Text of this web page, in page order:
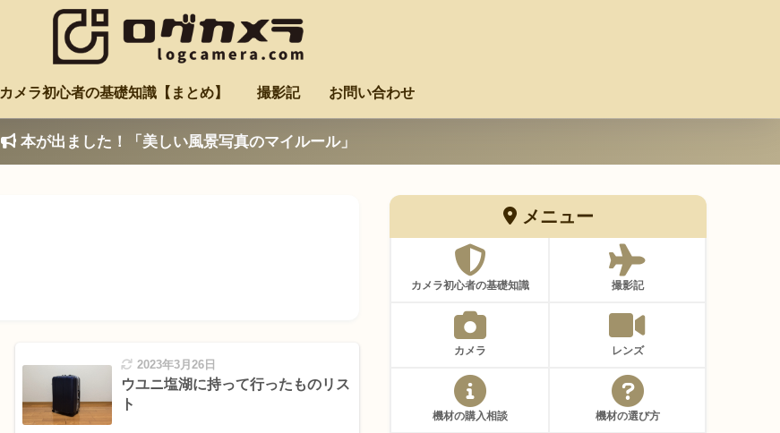
カメラ初心者の基礎知識【まとめ】 撮影記 お問い合わせ
本が出ました！「美しい風景写真のマイルール」
2023年3月26日
ウユニ塩湖に持って行ったものリス
ト
メニュー
カメラ初心者の基礎知識 撮影記
カメラ レンズ
機材の購入相談 機材の選び方